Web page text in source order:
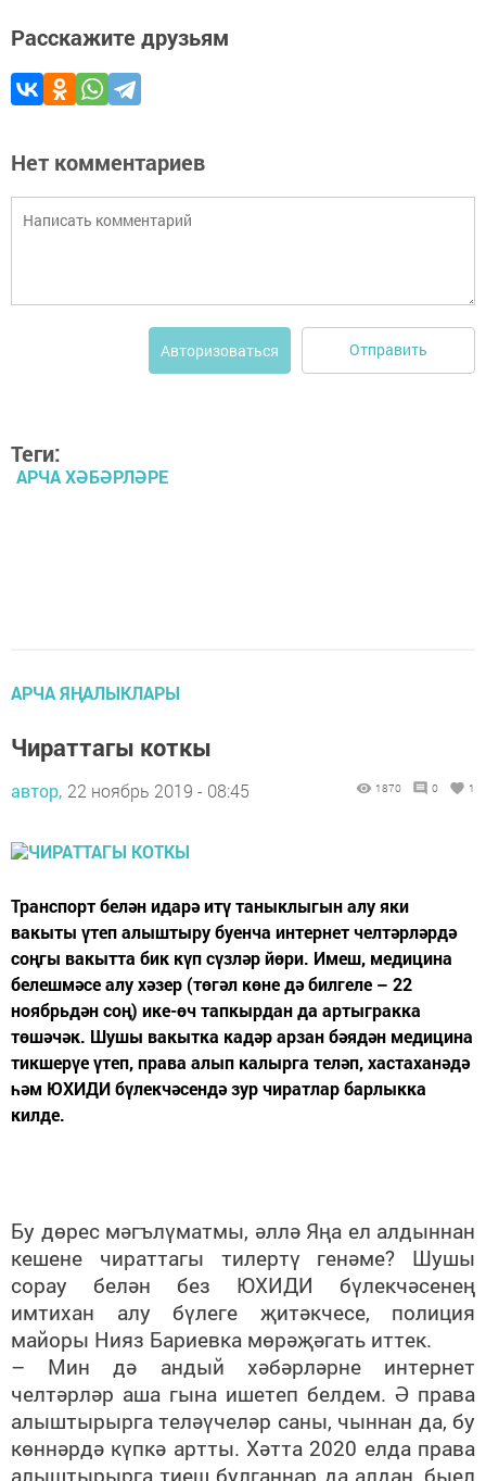
Расскажите друзьям
Нет комментариев
Авторизоваться Отправить
Теги:
АРЧА ХӘБӘРЛӘРЕ
АРЧА ЯҢАЛЫКЛАРЫ
Чираттагы коткы
автор, 22 ноябрь 2019 - 08:45 1870 0 1
Транспорт белән идарә итү таныклыгын алу яки
вакыты үтеп алыштыру буенча интернет челтәрләрдә
соңгы вакытта бик күп сүзләр йөри. Имеш, медицина
белешмәсе алу хәзер (төгәл көне дә билгеле – 22
ноябрьдән соң) ике-өч тапкырдан да артыгракка
төшәчәк. Шушы вакытка кадәр арзан бәядән медицина
тикшерүе үтеп, права алып калырга теләп, хастаханәдә
һәм ЮХИДИ бүлекчәсендә зур чиратлар барлыкка
килде.
Бу дөрес мәгълүматмы, әллә Яңа ел алдыннан
кешене чираттагы тилертү генәме? Шушы
сорау белән без ЮХИДИ бүлекчәсенең
имтихан алу бүлеге җитәкчесе, полиция
майоры Нияз Бариевка мөрәҗәгать иттек.
– Мин дә андый хәбәрләрне интернет
челтәрләр аша гына ишетеп белдем. Ә права
алыштырырга теләүчеләр саны, чыннан да, бу
көннәрдә күпкә артты. Хәтта 2020 елда права
алыштырырга тиеш булганнар да алдан, быел